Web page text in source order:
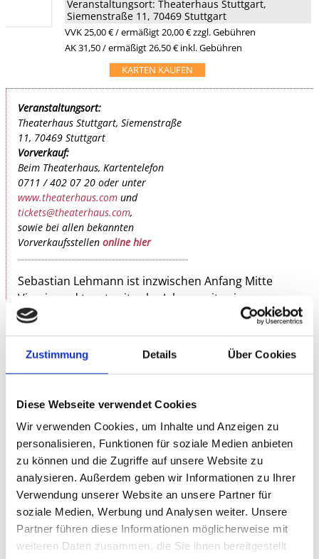
Zustimmung Details Über Cookies
Diese Webseite verwendet Cookies
Wir verwenden Cookies, um Inhalte und Anzeigen zu
personalisieren, Funktionen für soziale Medien anbieten
zu können und die Zugriffe auf unsere Website zu
analysieren. Außerdem geben wir Informationen zu Ihrer
Verwendung unserer Website an unsere Partner für
soziale Medien, Werbung und Analysen weiter. Unsere
Partner führen diese Informationen möglicherweise mit
weiteren Daten zusammen, die Sie ihnen bereitgestellt
Veranstaltungsort:Theaterhaus Stuttgart,
Siemenstraße 11, 70469 Stuttgart
VVK25,00 €/ ermäßigt 20,00 € zzgl. Gebühren
AK 31,50 / ermäßigt 26,50 € inkl. Gebühren
KARTEN KAUFEN
Veranstaltungsort:
Theaterhaus Stuttgart, Siemenstraße
11, 70469 Stuttgart
Vorverkauf:
Beim Theaterhaus, Kartentelefon
0711 / 402 07 20 oder unter
www.theaterhaus.com und
tickets@theaterhaus.com,
sowie bei allen bekannten
Vorverkaufsstellen online hier
Sebastian Lehmann ist inzwischen Anfang Mitte
Vierzig und tourt seit zehn Jahren mit seinen
Soloprogrammen durch Deutschland. Aber seine
Eltern wissen immer noch nicht, was er beruflich
macht: "Irgendwas mit Medien, oder?" Auch sein
eigentlich, wenn Mama Geld für uns verdient?"
An diesem Abend stellt Sebastian also vor, was er
"arbeitet": Er telefoniert mit der Kita seines Sohnes
und erklärt, warum Karl Marx zur Früherziehung
gehört und man auch mal das falsche Kind abholen
darf. Sein Sohn nummeriert die Omas nach
Präferenz durch, während sich der Papa sorgt, dass
er bei einem AfD-Wahlsieg nach Lummerland
auswandern muss. Und bestimmt telefoniert